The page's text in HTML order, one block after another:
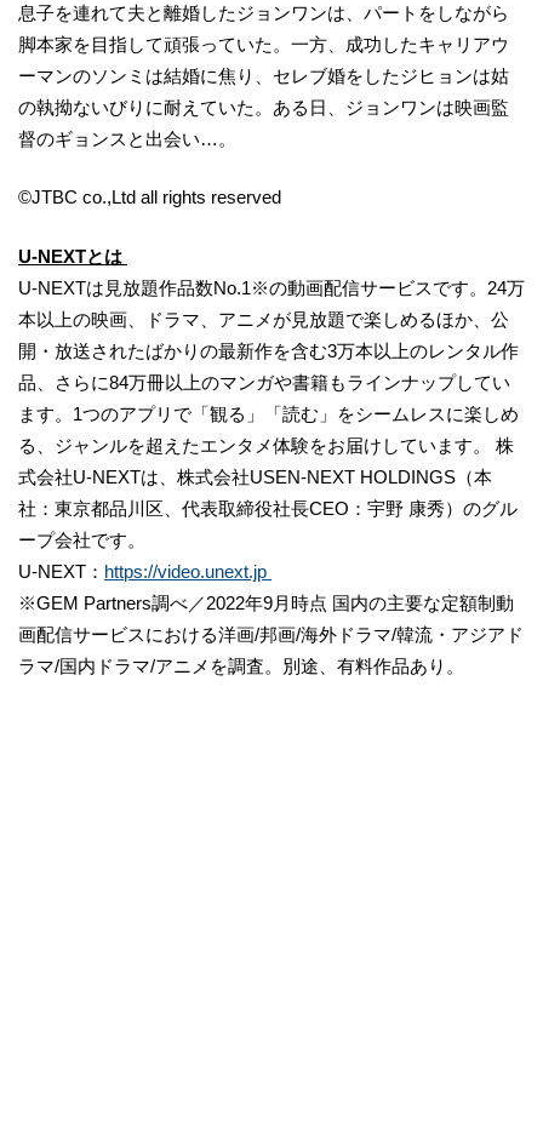
息子を連れて夫と離婚したジョンワンは、パートをしながら
脚本家を目指して頑張っていた。一方、成功したキャリアウ
ーマンのソンミは結婚に焦り、セレブ婚をしたジヒョンは姑
の執拗ないびりに耐えていた。ある日、ジョンワンは映画監
督のギョンスと出会い…。
©︎JTBC co.,Ltd all rights reserved
U-NEXTとは
U-NEXTは見放題作品数No.1※の動画配信サービスです。24万
本以上の映画、ドラマ、アニメが見放題で楽しめるほか、公
開・放送されたばかりの最新作を含む3万本以上のレンタル作
品、さらに84万冊以上のマンガや書籍もラインナップしてい
ます。1つのアプリで「観る」「読む」をシームレスに楽しめ
る、ジャンルを超えたエンタメ体験をお届けしています。 株
式会社U-NEXTは、株式会社USEN-NEXT HOLDINGS（本
社：東京都品川区、代表取締役社長CEO：宇野 康秀）のグル
ープ会社です。
U-NEXT： https://video.unext.jp
※GEM Partners調べ／2022年9月時点 国内の主要な定額制動
画配信サービスにおける洋画/邦画/海外ドラマ/韓流・アジアド
ラマ/国内ドラマ/アニメを調査。別途、有料作品あり。